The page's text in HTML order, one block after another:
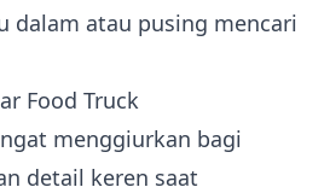
dalam atau pusing mencari
Food Truck
menggiurkan bagi
detail keren saat